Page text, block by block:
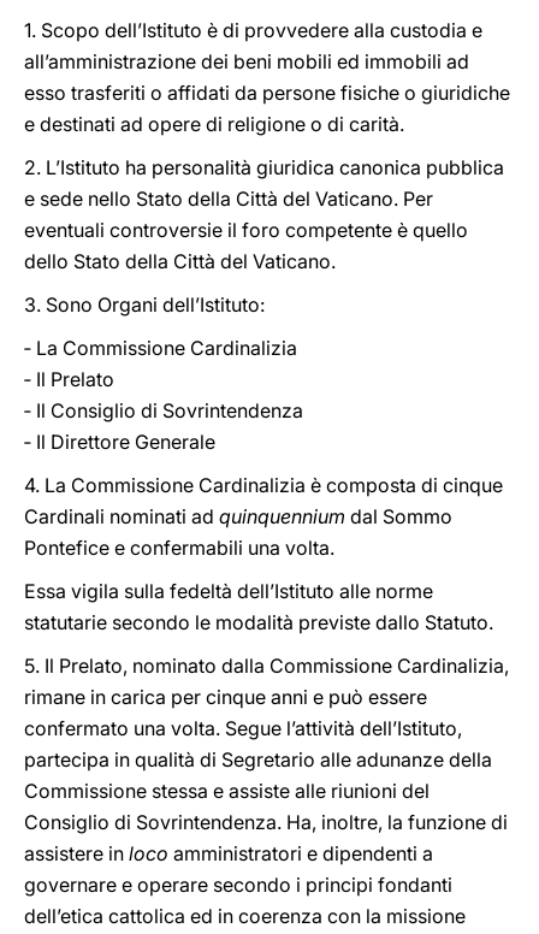
1. Scopo dell’Istituto è di provvedere alla custodia e
all’amministrazione dei beni mobili ed immobili ad
esso trasferiti o affidati da persone fisiche o giuridiche
e destinati ad opere di religione o di carità.
2. L’Istituto ha personalità giuridica canonica pubblica
e sede nello Stato della Città del Vaticano. Per
eventuali controversie il foro competente è quello
dello Stato della Città del Vaticano.
3. Sono Organi dell’Istituto:
‐ La Commissione Cardinalizia
‐ Il Prelato
‐ Il Consiglio di Sovrintendenza
‐ Il Direttore Generale
4. La Commissione Cardinalizia è composta di cinque
Cardinali nominati ad quinquennium dal Sommo
Pontefice e confermabili una volta.
Essa vigila sulla fedeltà dell’Istituto alle norme
statutarie secondo le modalità previste dallo Statuto.
5. Il Prelato, nominato dalla Commissione Cardinalizia,
rimane in carica per cinque anni e può essere
confermato una volta. Segue l’attività dell’Istituto,
partecipa in qualità di Segretario alle adunanze della
Commissione stessa e assiste alle riunioni del
Consiglio di Sovrintendenza. Ha, inoltre, la funzione di
assistere in loco amministratori e dipendenti a
governare e operare secondo i principi fondanti
dell’etica cattolica ed in coerenza con la missione